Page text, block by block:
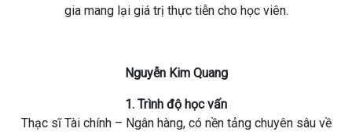
gia mang lại giá trị thực tiễn cho học viên.
Nguyễn Kim Quang
1. Trình độ học vấn
Thạc sĩ Tài chính – Ngân hàng, có nền tảng chuyên sâu về